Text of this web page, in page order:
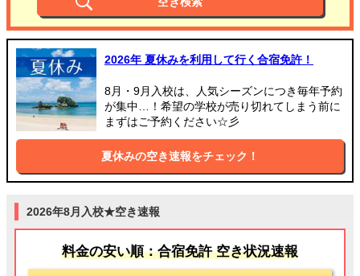
2026年 夏休みを利用して行く合宿免許！
8月・9月入校は、人気シーズンにつき毎年予約
が集中…！希望の学校が売り切れてしまう前に
まずはご予約ください☆彡
夏休みの空き速報をチェック！
2026年8月入校★空き速報
料金の安い順：合宿免許 空き状況速報